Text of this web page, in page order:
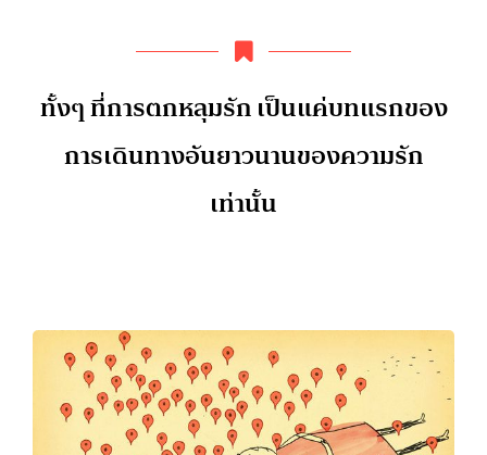
ทั้งๆ ที่การตกหลุมรัก เป็นแค่บทแรกของ
การเดินทางอันยาวนานของความรัก
เท่านั้น